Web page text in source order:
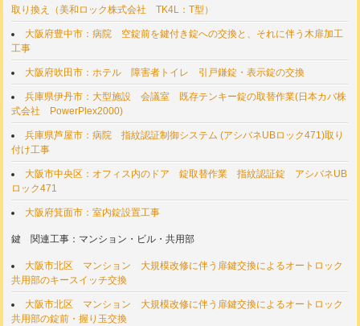
取り換え（美和ロック株式会社 TK4L：T型）
大阪府豊中市：病院 空錠前を鍵付き錠への交換と、それに伴う木扉加工
工事
大阪府吹田市：ホテル 障害者トイレ 引戸鎌錠・表示錠の交換
兵庫県伊丹市：大型施設 会議室 既存テンキー錠の取替作業(日本カバ株
式会社 PowerPlex2000)
兵庫県芦屋市：病院 指紋認証制御システム (アシバネUBロック471)取り
付け工事
大阪市中央区：オフィス内のドア 錠取替作業 指紋認証錠 アシバネUB
ロック471
大阪府箕面市：室内錠設置工事
鍵 関連工事：マンション・ビル・共用部
大阪市北区 マンション 大規模改修に伴う扉鍵交換によるオートロック
共用部のキースイッチ交換
大阪市北区 マンション 大規模改修に伴う扉鍵交換によるオートロック
共用部の錠前・握り玉交換